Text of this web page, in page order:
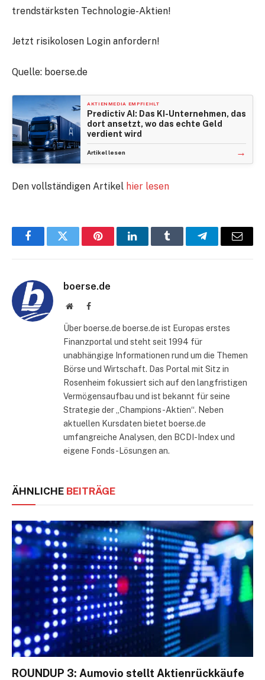
trendstärksten Technologie-Aktien!
Jetzt risikolosen Login anfordern!
Quelle: boerse.de
AKTIENMEDIA EMPFIEHLT
Predictiv AI: Das KI-Unternehmen, das
dort ansetzt, wo das echte Geld
verdient wird
Artikel lesen →
Den vollständigen Artikel hier lesen
FacebookTwitter PinterestLinkedInTumblr TelegramE-
boerse.de
WebsiteFacebook
Über boerse.de boerse.de ist Europas erstes
Finanzportal und steht seit 1994 für
unabhängige Informationen rund um die Themen
Börse und Wirtschaft. Das Portal mit Sitz in
Rosenheim fokussiert sich auf den langfristigen
Vermögensaufbau und ist bekannt für seine
Strategie der „Champions-Aktien“. Neben
aktuellen Kursdaten bietet boerse.de
umfangreiche Analysen, den BCDI-Index und
eigene Fonds-Lösungen an.
ÄHNLICHE BEITRÄGE
ROUNDUP 3: Aumovio stellt Aktienrückkäufe